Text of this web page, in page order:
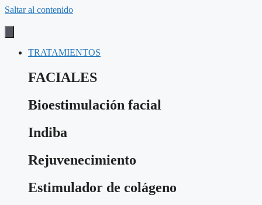
Saltar al contenido
TRATAMIENTOS
FACIALES
Bioestimulación facial
Indiba
Rejuvenecimiento
Estimulador de colágeno